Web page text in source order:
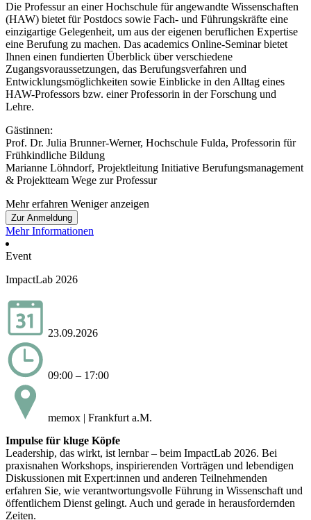
Die Professur an einer Hochschule für angewandte Wissenschaften
(HAW) bietet für Postdocs sowie Fach- und Führungskräfte eine
einzigartige Gelegenheit, um aus der eigenen beruflichen Expertise
eine Berufung zu machen. Das academics Online-Seminar bietet
Ihnen einen fundierten Überblick über verschiedene
Zugangsvoraussetzungen, das Berufungsverfahren und
Entwicklungsmöglichkeiten sowie Einblicke in den Alltag eines
HAW-Professors bzw. einer Professorin in der Forschung und
Lehre.
Gästinnen:
Prof. Dr. Julia Brunner-Werner, Hochschule Fulda, Professorin für
Frühkindliche Bildung
Marianne Löhndorf, Projektleitung Initiative Berufungsmanagement
& Projektteam Wege zur Professur
Mehr erfahren Weniger anzeigen
Zur Anmeldung
Mehr Informationen
Event
ImpactLab 2026
23.09.2026
09:00 – 17:00
memox | Frankfurt a.M.
Impulse für kluge Köpfe
Leadership, das wirkt, ist lernbar – beim ImpactLab 2026. Bei
praxisnahen Workshops, inspirierenden Vorträgen und lebendigen
Diskussionen mit Expert:innen und anderen Teilnehmenden
erfahren Sie, wie verantwortungsvolle Führung in Wissenschaft und
öffentlichem Dienst gelingt. Auch und gerade in herausfordernden
Zeiten.